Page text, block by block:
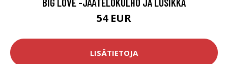
54 EUR
LISÄTIETOJA